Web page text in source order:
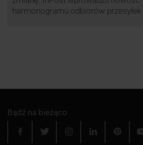
harmonogramu odbiorów przesyłek
Bądź na bieżąco